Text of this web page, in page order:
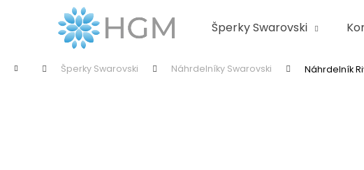
Šperky Swarovski
Domů Šperky Swarovski Náhrdelníky Swarovski Náhrdelník
Zpět
obchodu
Zpět
obchodu
Co